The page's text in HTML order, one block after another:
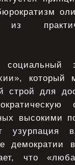
из
который
строй для
высокими
узурпация
демократии
что